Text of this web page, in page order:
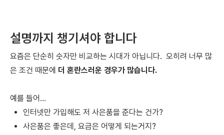
설명까지 챙기셔야 합니다
요즘은 단순히 숫자만 비교하는 시대가 아닙니다. 오히려 너무 많
은 조건 때문에 더 혼란스러운 경우가 많습니다.
예를 들어…
인터넷만 가입해도 저 사은품을 준다는 건가?
사은품은 좋은데, 요금은 어떻게 되는거지?